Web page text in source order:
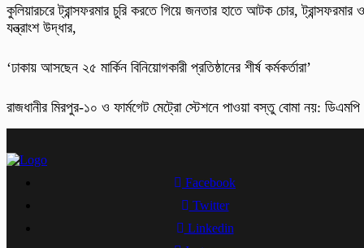
কুলিয়ারচরে ট্রান্সফরমার চুরি করতে গিয়ে জনতার হাতে আটক চোর, ট্রান্সফরমার ও
যন্ত্রাংশ উদ্ধার,
‘ঢাকায় আসছেন ২৫ মার্কিন বিনিয়োগকারী প্রতিষ্ঠানের শীর্ষ কর্মকর্তারা’
রাজধানীর মিরপুর-১০ ও ফার্মগেট মেট্রো স্টেশনে পাওয়া বস্তু বোমা নয়: ডিএমপি
Facebook
Twitter
Linkedin